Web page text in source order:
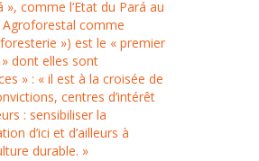
», comme l’Etat du Pará au
Agroforestal comme
») est le « premier
dont elles sont
» : « il est à la croisée de
centres d’intérêt
: sensibiliser la
d’ici et d’ailleurs à
durable. »